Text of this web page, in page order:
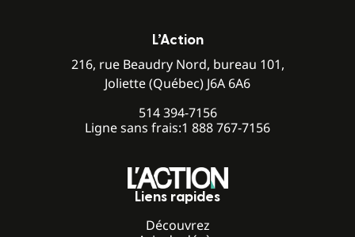
L’Action
216, rue Beaudry Nord, bureau 101,
Joliette (Québec) J6A 6A6
514 394-7156
Ligne sans frais:1 888 767-7156
Liens rapides
Découvrez